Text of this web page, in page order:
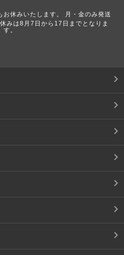
お休みいたします。 月・金のみ発送
みは8月7日から17日までとなりま
す。